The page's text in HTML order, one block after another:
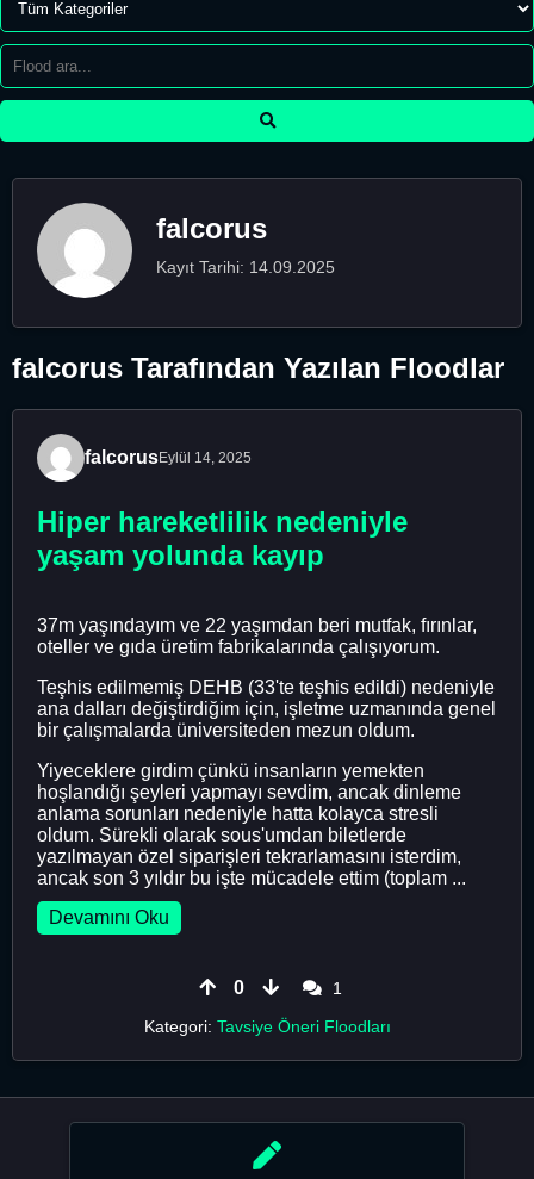
falcorus
Kayıt Tarihi: 14.09.2025
falcorus Tarafından Yazılan Floodlar
falcorusEylül 14, 2025
Hiper hareketlilik nedeniyle
yaşam yolunda kayıp
37m yaşındayım ve 22 yaşımdan beri mutfak, fırınlar,
oteller ve gıda üretim fabrikalarında çalışıyorum.
Teşhis edilmemiş DEHB (33'te teşhis edildi) nedeniyle
ana dalları değiştirdiğim için, işletme uzmanında genel
bir çalışmalarda üniversiteden mezun oldum.
Yiyeceklere girdim çünkü insanların yemekten
hoşlandığı şeyleri yapmayı sevdim, ancak dinleme
anlama sorunları nedeniyle hatta kolayca stresli
oldum. Sürekli olarak sous'umdan biletlerde
yazılmayan özel siparişleri tekrarlamasını isterdim,
ancak son 3 yıldır bu işte mücadele ettim (toplam ...
Devamını Oku
0
1
Kategori: Tavsiye Öneri Floodları